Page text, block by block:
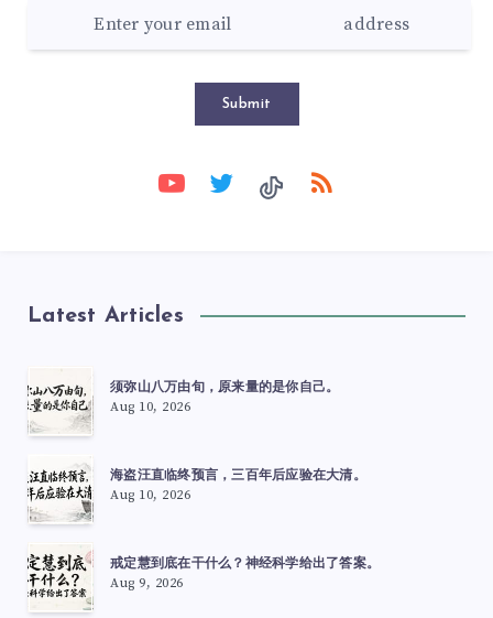
Submit
Latest Articles
须弥山八万由旬，原来量的是你自己。
Aug 10, 2026
海盗汪直临终预言，三百年后应验在大清。
Aug 10, 2026
戒定慧到底在干什么？神经科学给出了答案。
Aug 9, 2026